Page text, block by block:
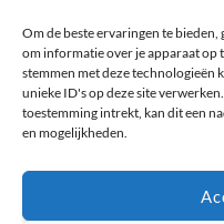
Om de beste ervaringen te
om informatie over je apparaat op
stemmen met deze technologieën
unieke ID's op deze site
toestemming intrekt, kan dit een
en mogelijkheden.
(071) 361 92 04
’s-
ONTWIKKELING